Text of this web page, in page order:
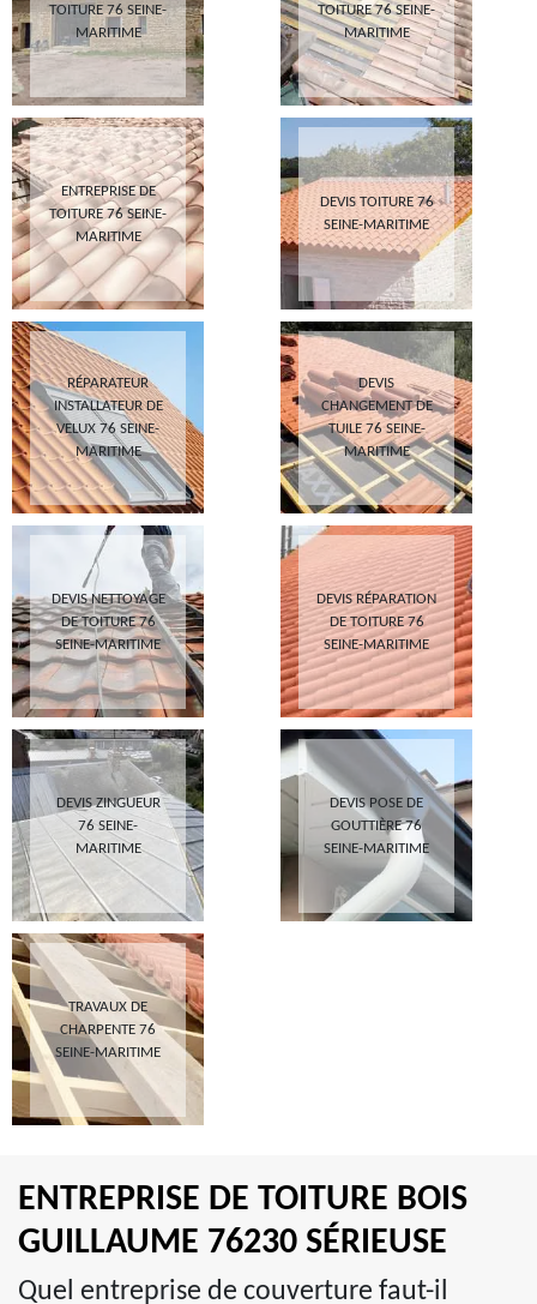
TOITURE 76 SEINE-
MARITIME
TOITURE 76 SEINE-
MARITIME
ENTREPRISE DE
TOITURE 76 SEINE-
MARITIME
DEVIS TOITURE 76
SEINE-MARITIME
RÉPARATEUR
INSTALLATEUR DE
VELUX 76 SEINE-
MARITIME
DEVIS
CHANGEMENT DE
TUILE 76 SEINE-
MARITIME
DEVIS NETTOYAGE
DE TOITURE 76
SEINE-MARITIME
DEVIS RÉPARATION
DE TOITURE 76
SEINE-MARITIME
DEVIS ZINGUEUR
76 SEINE-
MARITIME
DEVIS POSE DE
GOUTTIÈRE 76
SEINE-MARITIME
TRAVAUX DE
CHARPENTE 76
SEINE-MARITIME
ENTREPRISE DE TOITURE BOIS
GUILLAUME 76230 SÉRIEUSE
Quel entreprise de couverture faut-il